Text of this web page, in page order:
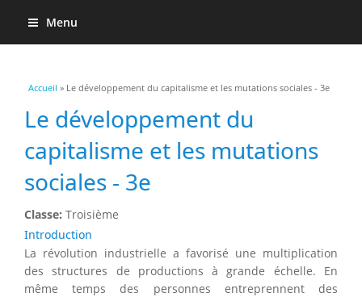
Menu
Vous êtes ici
Accueil » Le développement du capitalisme et les mutations sociales - 3e
Le développement du
capitalisme et les mutations
sociales - 3e
Classe: Troisième
Introduction
La révolution industrielle a favorisé une multiplication
des structures de productions à grande échelle. En
même temps des personnes entreprennent des